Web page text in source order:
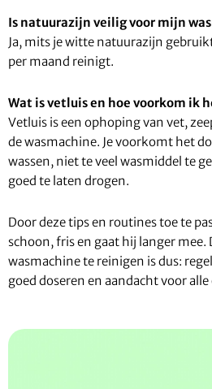
Is natuurazijn veilig voor mijn
Ja, mits je witte natuurazijn
per maand reinigt.
Wat is vetluis en hoe voorkom ik
Vetluis is een ophoping van vet,
de wasmachine. Je voorkomt het
wassen, niet te veel wasmiddel te
goed te laten drogen.
Door deze tips en routines toe te
schoon, fris en gaat hij langer mee.
wasmachine te reinigen is dus:
goed doseren en aandacht voor